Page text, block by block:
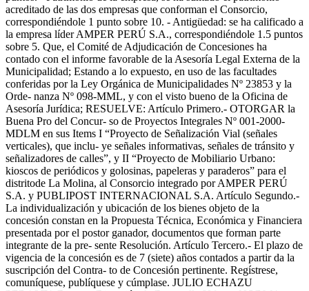
acreditado de las dos empresas que conforman el Consorcio,
correspondiéndole 1 punto sobre 10. - Antigüedad: se ha calificado a
la empresa líder AMPER PERÚ S.A., correspondiéndole 1.5 puntos
sobre 5. Que, el Comité de Adjudicación de Concesiones ha
contado con el informe favorable de la Asesoría Legal Externa de la
Municipalidad; Estando a lo expuesto, en uso de las facultades
conferidas por la Ley Orgánica de Municipalidades Nº 23853 y la
Orde- nanza Nº 098-MML, y con el visto bueno de la Oficina de
Asesoría Jurídica; RESUELVE: Artículo Primero.- OTORGAR la
Buena Pro del Concur- so de Proyectos Integrales Nº 001-2000-
MDLM en sus Items I “Proyecto de Señalización Vial (señales
verticales), que inclu- ye señales informativas, señales de tránsito y
señalizadores de calles”, y II “Proyecto de Mobiliario Urbano:
kioscos de periódicos y golosinas, papeleras y paraderos” para el
distritode La Molina, al Consorcio integrado por AMPER PERÚ
S.A. y PUBLIPOST INTERNACIONAL S.A. Artículo Segundo.-
La individualización y ubicación de los bienes objeto de la
concesión constan en la Propuesta Técnica, Económica y Financiera
presentada por el postor ganador, documentos que forman parte
integrante de la pre- sente Resolución. Artículo Tercero.- El plazo de
vigencia de la concesión es de 7 (siete) años contados a partir da la
suscripción del Contra- to de Concesión pertinente. Regístrese,
comuníquese, publíquese y cúmplase. JULIO ECHAZU